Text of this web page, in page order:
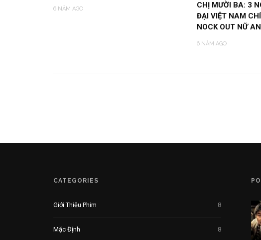
6 NĂM AGO
CHỊ MƯỜI BA: 3
ĐẠI VIỆT NAM
NOCK OUT NỮ
6 NĂM AGO
CATEGORIES
Giới Thiệu Phim 8
Mặc Định 8